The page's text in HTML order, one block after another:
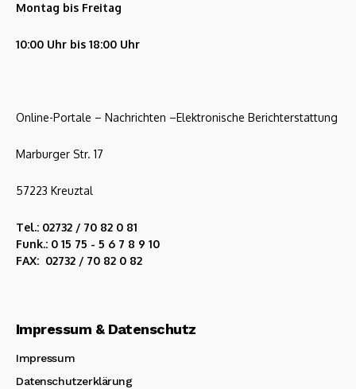
Montag bis Freitag
10:00 Uhr bis 18:00 Uhr
Online-Portale – Nachrichten –Elektronische Berichterstattung
Marburger Str. 17
57223 Kreuztal
Tel.: 02732 / 70 82 0 81
Funk.: 0 15 75 - 5 6 7 8 9 10
FAX: 02732 / 70 82 0 82
Impressum & Datenschutz
Impressum
Datenschutzerklärung